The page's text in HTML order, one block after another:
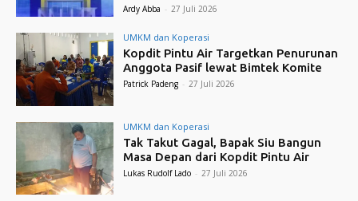
Ardy Abba - 27 Juli 2026
UMKM dan Koperasi
Kopdit Pintu Air Targetkan Penurunan
Anggota Pasif lewat Bimtek Komite
Patrick Padeng - 27 Juli 2026
UMKM dan Koperasi
Tak Takut Gagal, Bapak Siu Bangun
Masa Depan dari Kopdit Pintu Air
Lukas Rudolf Lado - 27 Juli 2026